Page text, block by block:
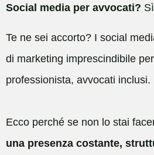
Social media per avvocati?
Te ne sei accorto? I social
di marketing imprescindibile
professionista, avvocati inclusi.
Ecco perché se non lo stai
una presenza costante,